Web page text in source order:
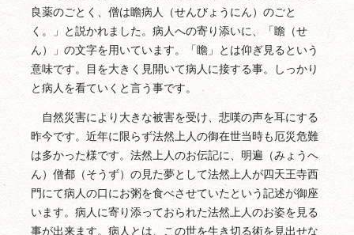
良薬のごとく、僧は瞻病人（せんびょうにん）のごと
く。」と説かれました。病人への寄り添いに、「瞻（せ
ん）」の文字を用いています。「瞻」とは仰ぎ見るという
意味です。目を大きく見開いて病人に接する事。しっかり
と病人を看ていくと言う事です。
自然災害により大きな被害を受け、悲嘆の声を耳にする
昨今です。近年に限らず法然上人の御在世当時も厄災危難
は多かった様です。法然上人のお伝記に、明遍（みょうへ
ん）僧都（そうず）の見た夢として法然上人が四天王寺西
門にて病人の口にお粥を食べさせていたという記述が御座
います。病人に寄り添っておられた法然上人のお姿を見る
事が出来ます。病人とは、この世を生き切る術を見出せな